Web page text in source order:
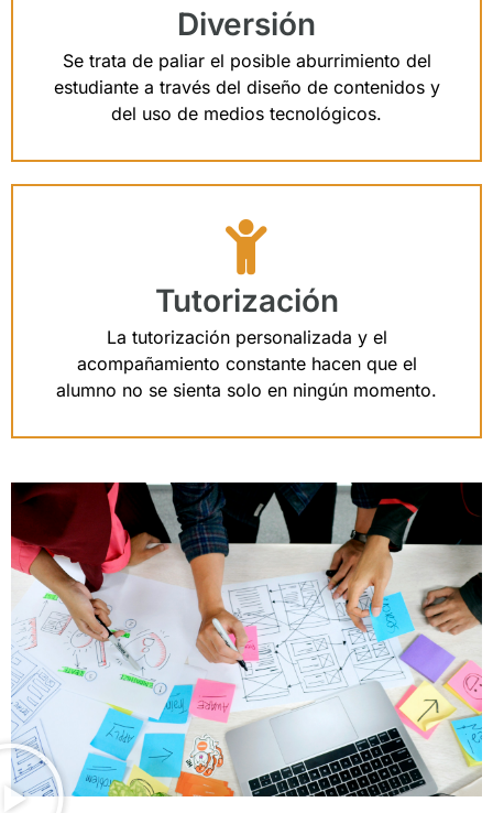
Diversión
Se trata de paliar el posible aburrimiento del
estudiante a través del diseño de contenidos y
del uso de medios tecnológicos.
Tutorización
La tutorización personalizada y el
acompañamiento constante hacen que el
alumno no se sienta solo en ningún momento.